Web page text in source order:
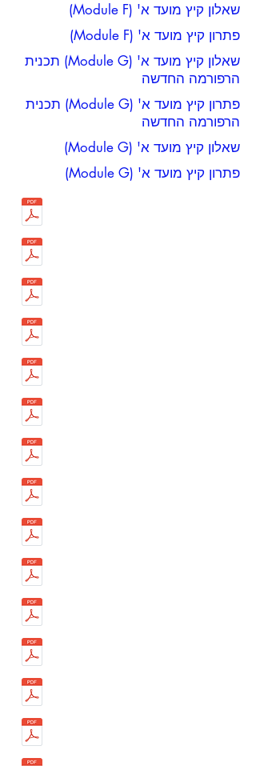
שאלון קיץ מועד א' (Module F)
פתרון קיץ מועד א' (Module F)
שאלון קיץ מועד א' (Module G) תכנית
הרפורמה החדשה
פתרון קיץ מועד א' (Module G) תכנית
הרפורמה החדשה
שאלון קיץ מועד א' (Module G)
פתרון קיץ מועד א' (Module G)